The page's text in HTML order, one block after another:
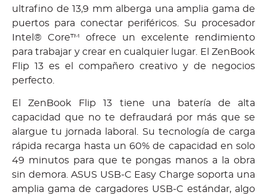
ultrafino de 13,9 mm alberga una amplia gama de
puertos para conectar periféricos. Su procesador
Intel® Core™ ofrece un excelente rendimiento
para trabajar y crear en cualquier lugar. El ZenBook
Flip 13 es el compañero creativo y de negocios
perfecto.
El ZenBook Flip 13 tiene una batería de alta
capacidad que no te defraudará por más que se
alargue tu jornada laboral. Su tecnología de carga
rápida recarga hasta un 60% de capacidad en solo
49 minutos para que te pongas manos a la obra
sin demora. ASUS USB-C Easy Charge soporta una
amplia gama de cargadores USB-C estándar, algo